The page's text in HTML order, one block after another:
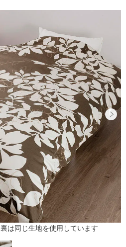
は同じ生地を使用しています